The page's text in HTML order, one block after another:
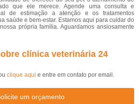
que ele merece. Agende uma consulta e
de estimação a atenção e os tratamentos
saúde e bem-estar. Estamos aqui para cuidar do
própria família. Aguardamos ansiosamente
clínica veterinária 24
clique aqui e entre em contato por email.
um orçamento